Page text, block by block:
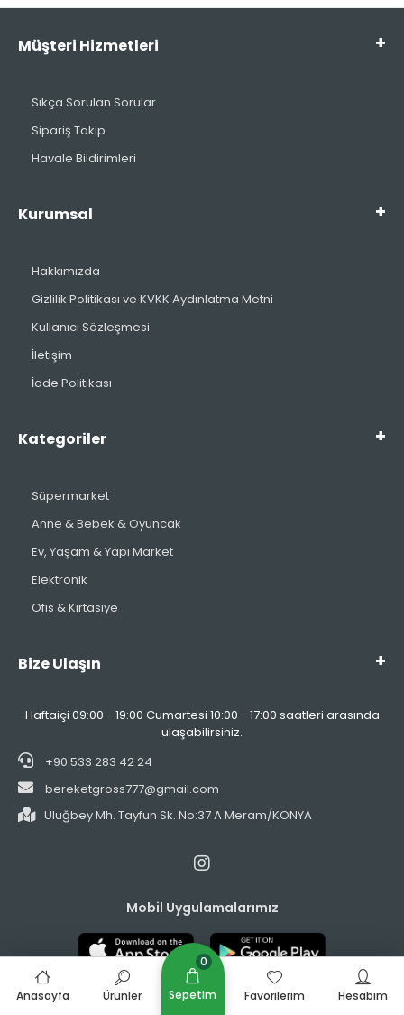
Müşteri Hizmetleri
Sıkça Sorulan Sorular
Sipariş Takip
Havale Bildirimleri
Kurumsal
Hakkımızda
Gizlilik Politikası ve KVKK Aydınlatma Metni
Kullanıcı Sözleşmesi
İletişim
İade Politikası
Kategoriler
Süpermarket
Anne & Bebek & Oyuncak
Ev, Yaşam & Yapı Market
Elektronik
Ofis & Kırtasiye
Bize Ulaşın
Haftaiçi 09:00 - 19:00 Cumartesi 10:00 - 17:00 saatleri arasında
ulaşabilirsiniz.
+90 533 283 42 24
bereketgross777@gmail.com
Uluğbey Mh. Tayfun Sk. No:37 A Meram/KONYA
Mobil Uygulamalarımız
Anasayfa Ürünler Sepetim
0
Favorilerim Hesabım